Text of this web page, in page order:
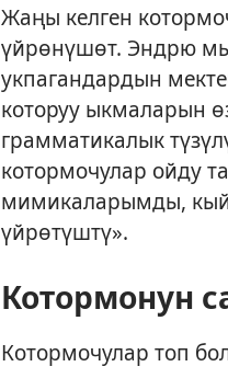
Жаңы келген
үйрөнүшөт. Эндрю
укпагандардын
которуу ыкмаларын
грамматикалык
котормочулар ойду
мимикаларымды,
үйрөтүштү».
Котормонун
Котормочулар топ